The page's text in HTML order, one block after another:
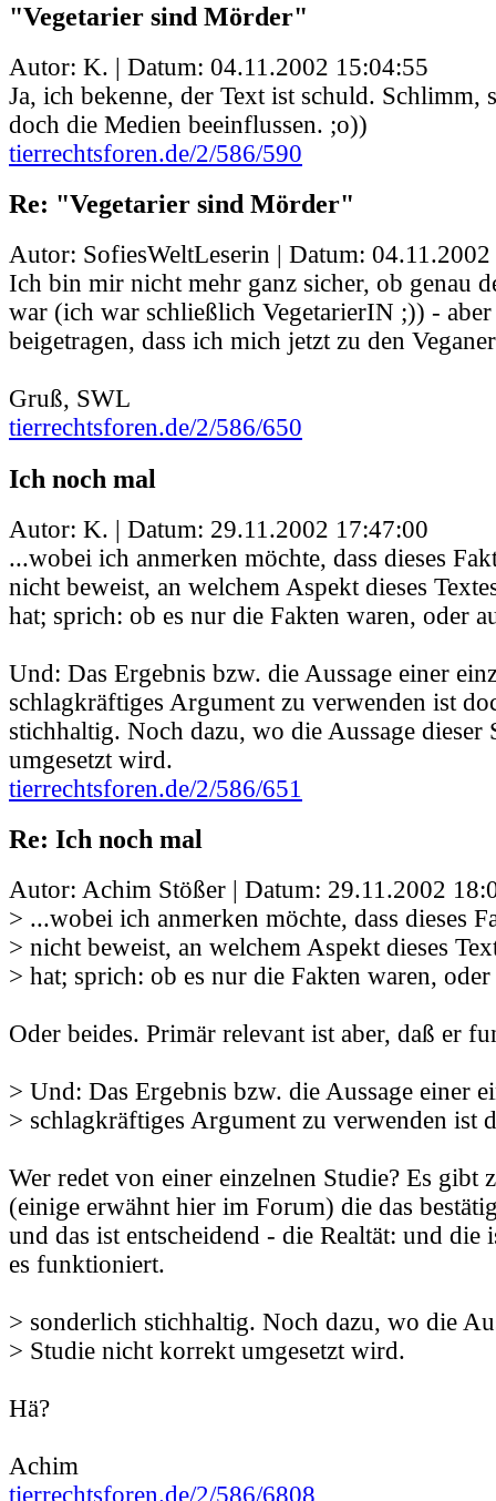
"Vegetarier sind Mörder"
Autor: K. | Datum: 04.11.2002 15:04:55
Ja, ich bekenne, der Text ist schuld. Schlimm,
doch die Medien beeinflussen. ;o))
tierrechtsforen.de/2/586/590
Re: "Vegetarier sind Mörder"
Autor: SofiesWeltLeserin | Datum:
Ich bin mir nicht mehr ganz sicher, ob genau
war (ich war schließlich VegetarierIN ;)) - aber
beigetragen, dass ich mich jetzt zu den
Gruß, SWL
tierrechtsforen.de/2/586/650
Ich noch mal
Autor: K. | Datum: 29.11.2002 17:47:00
...wobei ich anmerken möchte, dass dieses
nicht beweist, an welchem Aspekt dieses
hat; sprich: ob es nur die Fakten waren, oder
Und: Das Ergebnis bzw. die Aussage einer
schlagkräftiges Argument zu verwenden ist
stichhaltig. Noch dazu, wo die Aussage
umgesetzt wird.
tierrechtsforen.de/2/586/651
Re: Ich noch mal
Autor: Achim Stößer | Datum: 29.11.2002
> ...wobei ich anmerken möchte, dass dieses
> nicht beweist, an welchem Aspekt dieses
> hat; sprich: ob es nur die Fakten waren,
Oder beides. Primär relevant ist aber, daß er
> Und: Das Ergebnis bzw. die Aussage einer
> schlagkräftiges Argument zu verwenden ist
Wer redet von einer einzelnen Studie? Es gibt
(einige erwähnt hier im Forum) die das
und das ist entscheidend - die Realtät: und die
es funktioniert.
> sonderlich stichhaltig. Noch dazu, wo die
> Studie nicht korrekt umgesetzt wird.
Hä?
Achim
tierrechtsforen.de/2/586/6808